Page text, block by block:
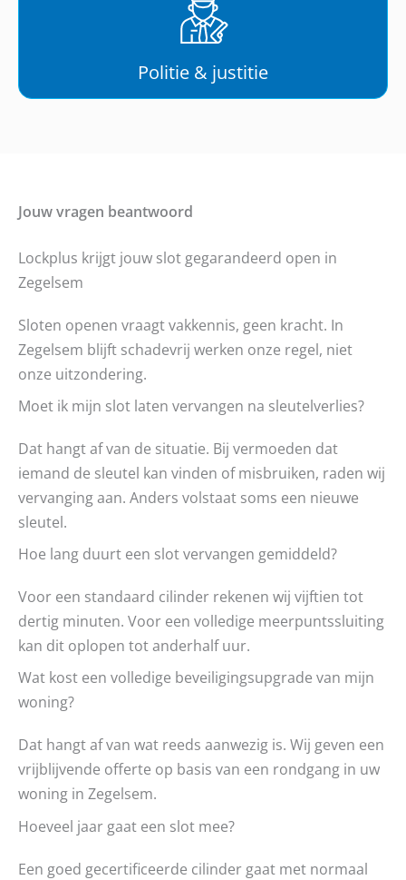
Politie & justitie
Jouw vragen beantwoord
Lockplus krijgt jouw slot gegarandeerd open in
Zegelsem
Sloten openen vraagt vakkennis, geen kracht. In
Zegelsem blijft schadevrij werken onze regel, niet
onze uitzondering.
Moet ik mijn slot laten vervangen na sleutelverlies?
Dat hangt af van de situatie. Bij vermoeden dat
iemand de sleutel kan vinden of misbruiken, raden wij
vervanging aan. Anders volstaat soms een nieuwe
sleutel.
Hoe lang duurt een slot vervangen gemiddeld?
Voor een standaard cilinder rekenen wij vijftien tot
dertig minuten. Voor een volledige meerpuntssluiting
kan dit oplopen tot anderhalf uur.
Wat kost een volledige beveiligingsupgrade van mijn
woning?
Dat hangt af van wat reeds aanwezig is. Wij geven een
vrijblijvende offerte op basis van een rondgang in uw
woning in Zegelsem.
Hoeveel jaar gaat een slot mee?
Een goed gecertificeerde cilinder gaat met normaal